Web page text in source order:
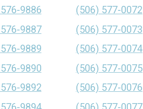
9886
9887
9889
9890
9892
(506) 577-0072
(506) 577-0073
(506) 577-0074
(506) 577-0075
(506) 577-0076